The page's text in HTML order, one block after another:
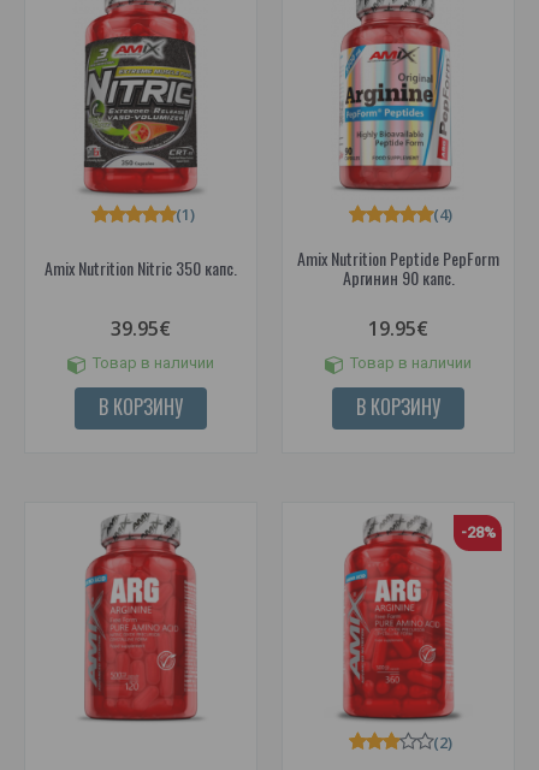
Amix Nutrition Nitric 350 капс.
(1)
39.95€
Товар в наличии
В КОРЗИНУ
Amix Nutrition Peptide PepForm
Аргинин 90 капс.
(4)
19.95€
Товар в наличии
В КОРЗИНУ
-28%
(2)